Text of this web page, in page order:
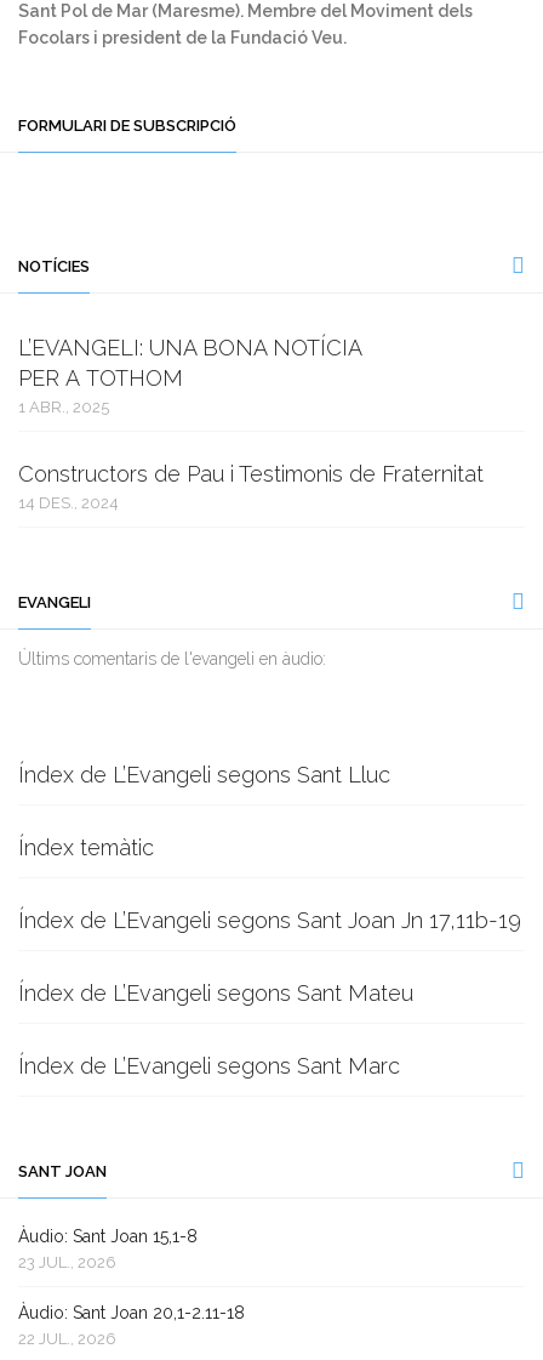
Sant Pol de Mar (Maresme). Membre del Moviment dels
Focolars i president de la Fundació Veu.
FORMULARI DE SUBSCRIPCIÓ
NOTÍCIES
L’EVANGELI: UNA BONA NOTÍCIA
PER A TOTHOM
1 ABR., 2025
Constructors de Pau i Testimonis de Fraternitat
14 DES., 2024
EVANGELI
Ùltims comentaris de l'evangeli en àudio:
Índex de L’Evangeli segons Sant Lluc
Índex temàtic
Índex de L’Evangeli segons Sant Joan Jn 17,11b-19
Índex de L’Evangeli segons Sant Mateu
Índex de L’Evangeli segons Sant Marc
SANT JOAN
Àudio: Sant Joan 15,1-8
23 JUL., 2026
Àudio: Sant Joan 20,1-2.11-18
22 JUL., 2026